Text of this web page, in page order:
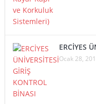
ERCİYES
Ocak 28,